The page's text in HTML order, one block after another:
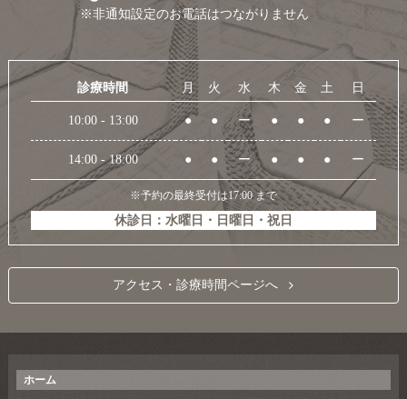
※非通知設定のお電話はつながりません
診療時間 月 火 水 木 金 土 日
10:00 - 13:00 ● ● ー ● ● ● ー
14:00 - 18:00 ● ● ー ● ● ● ー
※予約の最終受付は17:00 まで
休診日：水曜日・日曜日・祝日
アクセス・診療時間ページへ
ホーム